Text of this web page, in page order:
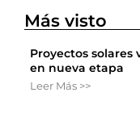
Más visto
Proyectos solares
en nueva etapa
Leer Más >>